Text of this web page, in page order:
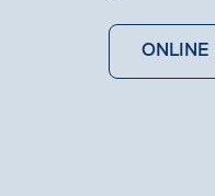
ONLINE